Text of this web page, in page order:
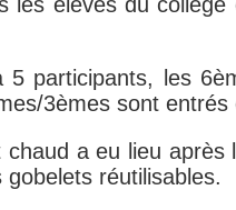
participants, les
3èmes sont entrés
a eu lieu
réutilisables.